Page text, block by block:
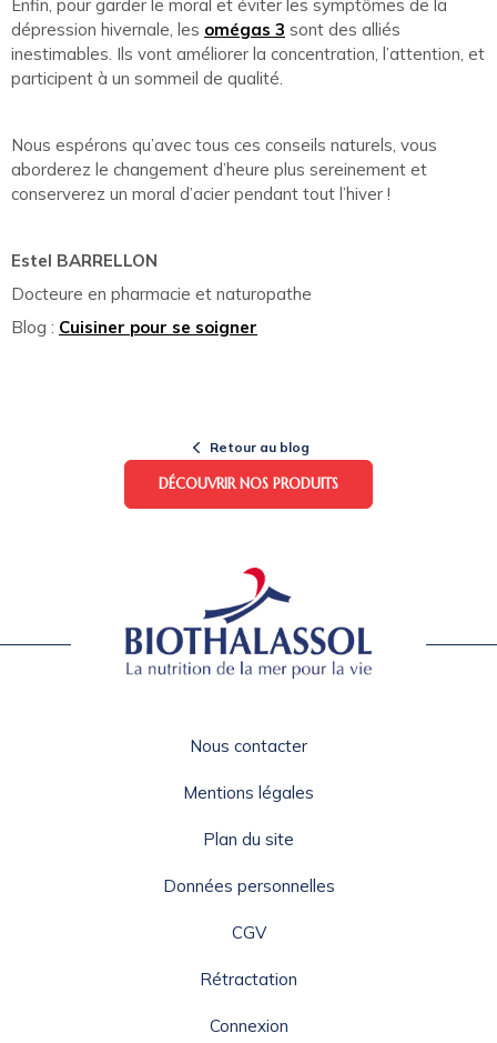
Enfin, pour garder le moral et éviter les symptômes de la
dépression hivernale, les omégas 3 sont des alliés
inestimables. Ils vont améliorer la concentration, l’attention, et
participent à un sommeil de qualité.
Nous espérons qu’avec tous ces conseils naturels, vous
aborderez le changement d’heure plus sereinement et
conserverez un moral d’acier pendant tout l’hiver !
Estel BARRELLON
Docteure en pharmacie et naturopathe
Blog : Cuisiner pour se soigner
Retour au blog
DÉCOUVRIR NOS PRODUITS
Nous contacter
Mentions légales
Plan du site
Données personnelles
CGV
Rétractation
Connexion